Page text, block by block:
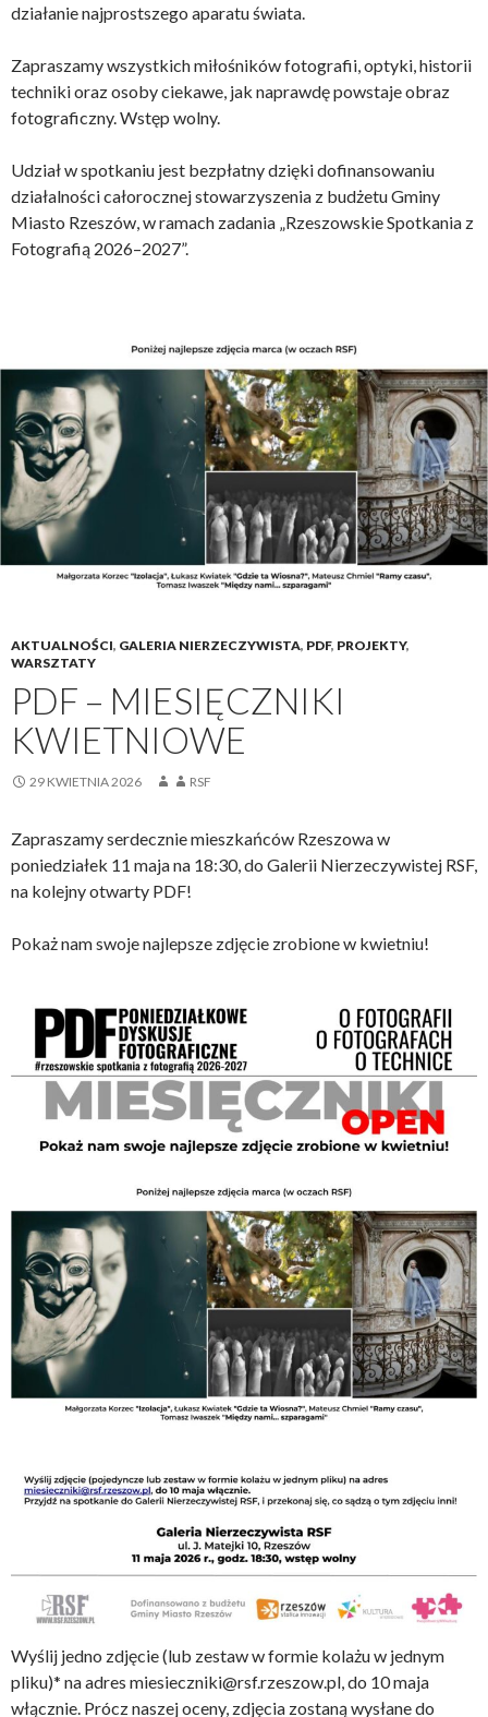
działanie najprostszego aparatu świata.
Zapraszamy wszystkich miłośników fotografii, optyki, historii
techniki oraz osoby ciekawe, jak naprawdę powstaje obraz
fotograficzny. Wstęp wolny.
Udział w spotkaniu jest bezpłatny dzięki dofinansowaniu
działalności całorocznej stowarzyszenia z budżetu Gminy
Miasto Rzeszów, w ramach zadania „Rzeszowskie Spotkania z
Fotografią 2026–2027”.
AKTUALNOŚCI, GALERIA NIERZECZYWISTA, PDF, PROJEKTY,
WARSZTATY
PDF – MIESIĘCZNIKI
KWIETNIOWE
29 KWIETNIA 2026 RSF
Zapraszamy serdecznie mieszkańców Rzeszowa w
poniedziałek 11 maja na 18:30, do Galerii Nierzeczywistej RSF,
na kolejny otwarty PDF!
Pokaż nam swoje najlepsze zdjęcie zrobione w kwietniu!
Wyślij jedno zdjęcie (lub zestaw w formie kolażu w jednym
pliku)* na adres miesieczniki@rsf.rzeszow.pl, do 10 maja
włącznie. Prócz naszej oceny, zdjęcia zostaną wysłane do